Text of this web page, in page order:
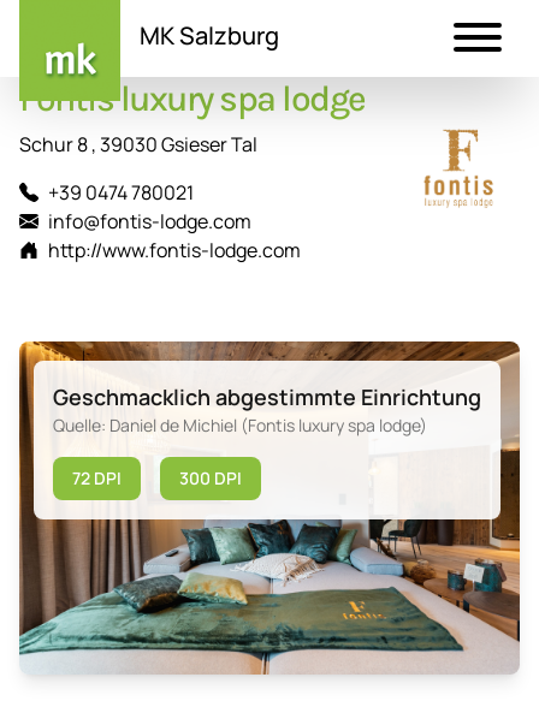
Inhalt
MK Salzburg
Fontis luxury spa lodge
Schur 8 , 39030 Gsieser Tal
+39 0474 780021
info@fontis-lodge.com
http://www.fontis-lodge.com
Geschmacklich abgestimmte Einrichtung
Quelle: Daniel de Michiel (Fontis luxury spa lodge)
72 DPI 300 DPI